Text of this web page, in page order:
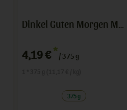
Dinkel Guten Morgen Müsli
4,19 € */ 375 g
375 g